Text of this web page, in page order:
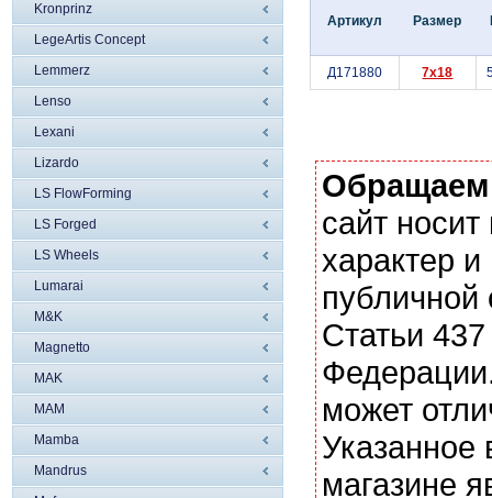
Kronprinz
LegeArtis Concept
Lemmerz
Lenso
Lexani
Lizardo
LS FlowForming
LS Forged
LS Wheels
Lumarai
M&K
Magnetto
MAK
MAM
Mamba
Mandrus
Артикул Размер
Д171880 7x18
сайт
характер
Статьи
может
магазине